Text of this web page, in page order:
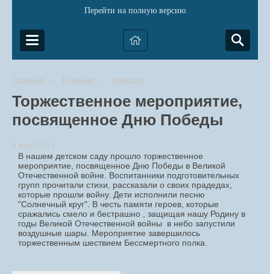
Перейти на полную версию
Главная → Главная → Новости
Торжественное мероприятие,
посвященное Дню Победы
8 мая 2019 г.
В нашем детском саду прошло торжественное
мероприятие, посвященное Дню Победы в Великой
Отечественной войне. Воспитанники подготовительных
групп прочитали стихи, рассказали о своих прадедах,
которые прошли войну. Дети исполнили песню
"Солнечный круг". В честь памяти героев, которые
сражались смело и бестрашно , защищая нашу Родину в
годы Великой Отечественной войны в небо запустили
воздушные шары. Мероприятие завершилось
торжественным шествием Бессмертного полка.